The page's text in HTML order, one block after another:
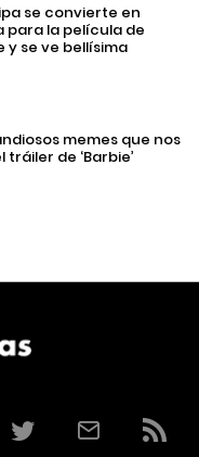
se convierte en
para la película de
y se ve bellísima
memes que nos
tráiler de ‘Barbie’
TwitterCorreoRSS